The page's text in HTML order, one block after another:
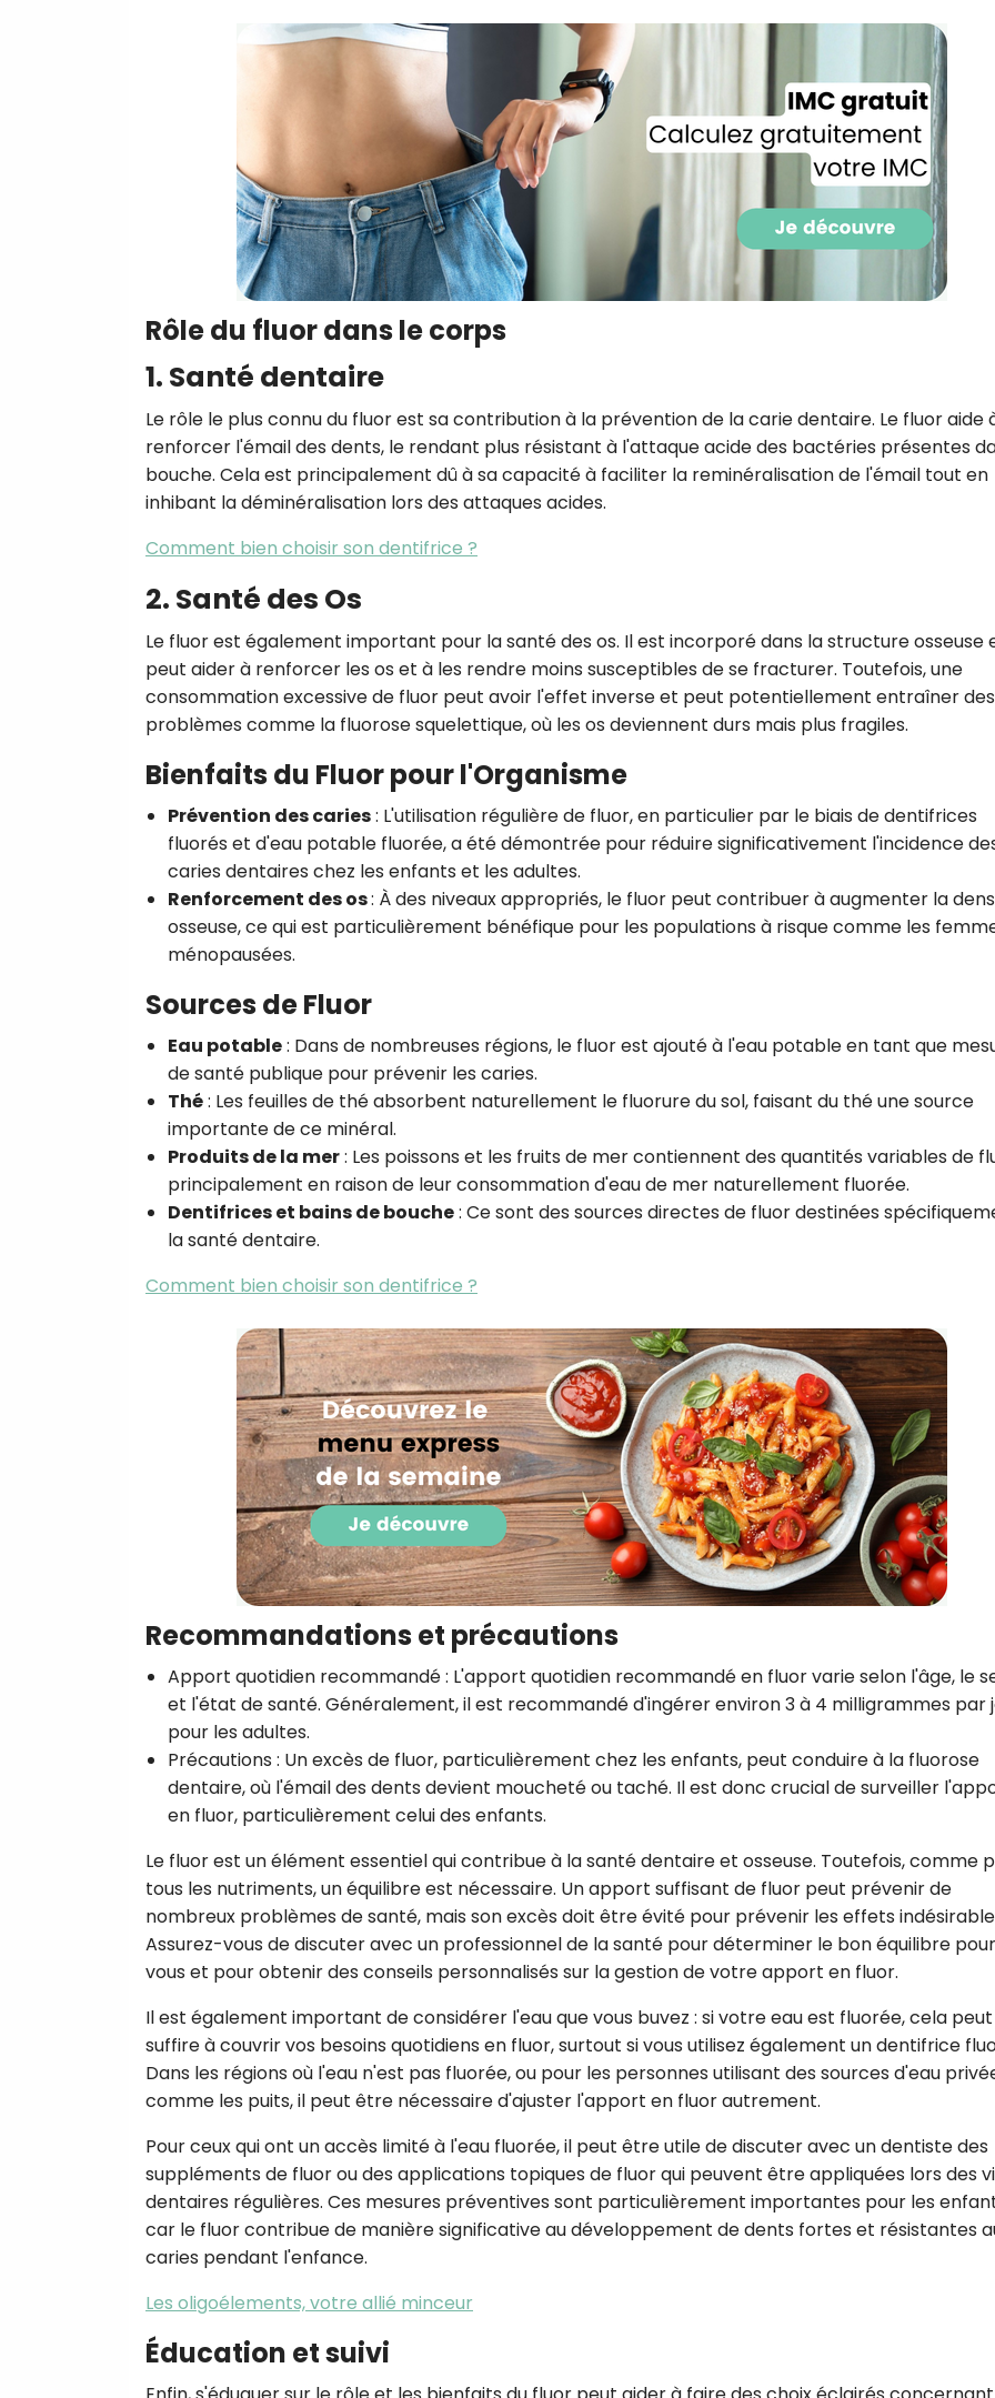
Rôle du fluor dans le corps
1. Santé dentaire
Le rôle le plus connu du fluor est sa contribution à la prévention de la carie dentaire. Le fluor aide
renforcer l'émail des dents, le rendant plus résistant à l'attaque acide des bactéries présentes
bouche. Cela est principalement dû à sa capacité à faciliter la reminéralisation de l'émail tout en
inhibant la déminéralisation lors des attaques acides.
Comment bien choisir son dentifrice ?
2. Santé des Os
Le fluor est également important pour la santé des os. Il est incorporé dans la structure osseuse
peut aider à renforcer les os et à les rendre moins susceptibles de se fracturer. Toutefois, une
consommation excessive de fluor peut avoir l'effet inverse et peut potentiellement entraîner des
problèmes comme la fluorose squelettique, où les os deviennent durs mais plus fragiles.
Bienfaits du Fluor pour l'Organisme
Prévention des caries: L'utilisation régulière de fluor, en particulier par le biais de dentifrices
fluorés et d'eau potable fluorée, a été démontrée pour réduire significativement l'incidence
caries dentaires chez les enfants et les adultes.
Renforcement des os: À des niveaux appropriés, le fluor peut contribuer à augmenter la
osseuse, ce qui est particulièrement bénéfique pour les populations à risque comme les
ménopausées.
Sources de Fluor
Eau potable: Dans de nombreuses régions, le fluor est ajouté à l'eau potable en tant que
de santé publique pour prévenir les caries.
Thé: Les feuilles de thé absorbent naturellement le fluorure du sol, faisant du thé une source
importante de ce minéral.
Produits de la mer: Les poissons et les fruits de mer contiennent des quantités variables de
principalement en raison de leur consommation d'eau de mer naturellement fluorée.
Dentifrices et bains de bouche: Ce sont des sources directes de fluor destinées
la santé dentaire.
Comment bien choisir son dentifrice ?
Recommandations et précautions
Apport quotidien recommandé: L'apport quotidien recommandé en fluor varie selon l'âge, le
et l'état de santé. Généralement, il est recommandé d'ingérer environ 3 à 4 milligrammes par
pour les adultes.
Précautions : Un excès de fluor, particulièrement chez les enfants, peut conduire à la fluorose
dentaire, où l'émail des dents devient moucheté ou taché. Il est donc crucial de surveiller
en fluor, particulièrement celui des enfants.
Le fluor est un élément essentiel qui contribue à la santé dentaire et osseuse. Toutefois, comme
tous les nutriments, un équilibre est nécessaire. Un apport suffisant de fluor peut prévenir de
nombreux problèmes de santé, mais son excès doit être évité pour prévenir les effets
Assurez-vous de discuter avec un professionnel de la santé pour déterminer le bon équilibre pour
vous et pour obtenir des conseils personnalisés sur la gestion de votre apport en fluor.
Il est également important de considérer l'eau que vous buvez : si votre eau est fluorée, cela peut
suffire à couvrir vos besoins quotidiens en fluor, surtout si vous utilisez également un dentifrice
Dans les régions où l'eau n'est pas fluorée, ou pour les personnes utilisant des sources d'eau
comme les puits, il peut être nécessaire d'ajuster l'apport en fluor autrement.
Pour ceux qui ont un accès limité à l'eau fluorée, il peut être utile de discuter avec un dentiste des
suppléments de fluor ou des applications topiques de fluor qui peuvent être appliquées lors des
dentaires régulières. Ces mesures préventives sont particulièrement importantes pour les
car le fluor contribue de manière significative au développement de dents fortes et résistantes
caries pendant l'enfance.
Les oligoélements, votre allié minceur
Éducation et suivi
Recevez
CROQ.
l'heure à laquelle vous le faites
des informations sur le terminal
utilisez. Pour en savoir plus sur ces
voir notrepolitique de
Je reçois mon cadeau !
envoyer votre newsletter contenant des offres
personnalisées. Vous pourrez vous désinscrire en
désabonnement intégré dans la newsletter. Pour en
exercer vos droits, prenez connaissance de notreCharte
Confidentialité